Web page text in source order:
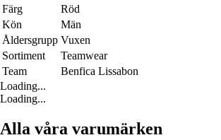
Färg
Röd
Kön
Män
Åldersgrupp Vuxen
Sortiment
Teamwear
Team
Benfica Lissabon
Loading...
Loading...
Alla våra varumärken